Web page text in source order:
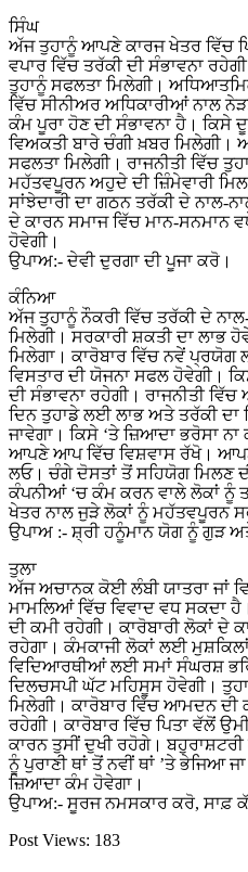
ਸਿੰਘ
ਅੱਜ ਤੁਹਾਨੂੰ ਆਪਣੇ ਕਾਰਜ ਖੇਤਰ ਵਿੱਚ
ਵਪਾਰ ਵਿੱਚ ਤਰੱਕੀ ਦੀ ਸੰਭਾਵਨਾ
ਤੁਹਾਨੂੰ ਸਫਲਤਾ ਮਿਲੇਗੀ।
ਵਿੱਚ ਸੀਨੀਅਰ ਅਧਿਕਾਰੀਆਂ ਨਾਲ
ਕੰਮ ਪੂਰਾ ਹੋਣ ਦੀ ਸੰਭਾਵਨਾ ਹੈ। ਕਿਸੇ
ਵਿਅਕਤੀ ਬਾਰੇ ਚੰਗੀ ਖ਼ਬਰ ਮਿਲੇਗੀ।
ਸਫਲਤਾ ਮਿਲੇਗੀ। ਰਾਜਨੀਤੀ ਵਿੱਚ
ਮਹੱਤਵਪੂਰਨ ਅਹੁਦੇ ਦੀ ਜ਼ਿੰਮੇਵਾਰੀ
ਸਾਂਝੇਦਾਰੀ ਦਾ ਗਠਨ ਤਰੱਕੀ ਦੇ ਨਾਲ-
ਦੇ ਕਾਰਨ ਸਮਾਜ ਵਿੱਚ ਮਾਨ-ਸਨਮਾਨ
ਹੋਵੇਗੀ।
ਉਪਾਅ:- ਦੇਵੀ ਦੁਰਗਾ ਦੀ ਪੂਜਾ ਕਰੋ।
ਕੰਨਿਆ
ਅੱਜ ਤੁਹਾਨੂੰ ਨੌਕਰੀ ਵਿੱਚ ਤਰੱਕੀ ਦੇ
ਮਿਲੇਗੀ। ਸਰਕਾਰੀ ਸ਼ਕਤੀ ਦਾ ਲਾਭ
ਮਿਲੇਗਾ। ਕਾਰੋਬਾਰ ਵਿੱਚ ਨਵੇਂ
ਵਿਸਤਾਰ ਦੀ ਯੋਜਨਾ ਸਫਲ ਹੋਵੇਗੀ।
ਦੀ ਸੰਭਾਵਨਾ ਰਹੇਗੀ। ਰਾਜਨੀਤੀ
ਦਿਨ ਤੁਹਾਡੇ ਲਈ ਲਾਭ ਅਤੇ ਤਰੱਕੀ ਦਾ
ਜਾਵੇਗਾ। ਕਿਸੇ ‘ਤੇ ਜ਼ਿਆਦਾ ਭਰੋਸਾ
ਆਪਣੇ ਆਪ ਵਿੱਚ ਵਿਸ਼ਵਾਸ ਰੱਖੋ।
ਲਓ। ਚੰਗੇ ਦੋਸਤਾਂ ਤੋਂ ਸਹਿਯੋਗ ਮਿਲਣ
ਕੰਪਨੀਆਂ ‘ਚ ਕੰਮ ਕਰਨ ਵਾਲੇ ਲੋਕਾਂ ਨੂੰ
ਖੇਤਰ ਨਾਲ ਜੁੜੇ ਲੋਕਾਂ ਨੂੰ ਮਹੱਤਵਪੂਰਨ
ਉਪਾਅ :- ਸ਼੍ਰੀ ਹਨੂੰਮਾਨ ਯੋਗ ਨੂੰ ਗੁੜ
ਤੁਲਾ
ਅੱਜ ਅਚਾਨਕ ਕੋਈ ਲੰਬੀ ਯਾਤਰਾ ਜਾਂ
ਮਾਮਲਿਆਂ ਵਿੱਚ ਵਿਵਾਦ ਵਧ ਸਕਦਾ
ਦੀ ਕਮੀ ਰਹੇਗੀ। ਕਾਰੋਬਾਰੀ ਲੋਕਾਂ ਦੇ
ਰਹੇਗਾ। ਕੰਮਕਾਜੀ ਲੋਕਾਂ ਲਈ
ਵਿਦਿਆਰਥੀਆਂ ਲਈ ਸਮਾਂ ਸੰਘਰਸ਼
ਦਿਲਚਸਪੀ ਘੱਟ ਮਹਿਸੂਸ ਹੋਵੇਗੀ।
ਮਿਲੇਗੀ। ਕਾਰੋਬਾਰ ਵਿੱਚ ਆਮਦਨ ਦੀ
ਰਹੇਗੀ। ਕਾਰੋਬਾਰ ਵਿੱਚ ਪਿਤਾ ਵੱਲੋਂ
ਕਾਰਨ ਤੁਸੀਂ ਦੁਖੀ ਰਹੋਗੇ।
ਨੂੰ ਪੁਰਾਣੀ ਥਾਂ ਤੋਂ ਨਵੀਂ ਥਾਂ ’ਤੇ ਭੇਜਿਆ
ਜ਼ਿਆਦਾ ਕੰਮ ਹੋਵੇਗਾ।
ਉਪਾਅ:- ਸੂਰਜ ਨਮਸਕਾਰ ਕਰੋ, ਸਾਫ਼
Post Views: 183